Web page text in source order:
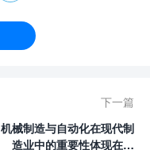
下一篇
机械制造与自动化在现代制
造业中的重要性体现在哪